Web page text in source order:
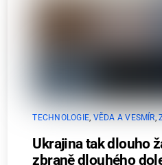
TECHNOLOGIE, VĚDA A VESMÍR,
Ukrajina tak dlouho
zbraně dlouhého